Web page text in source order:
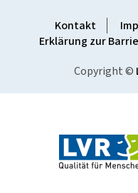
Kontakt
Erklärung zur
Copyright ©